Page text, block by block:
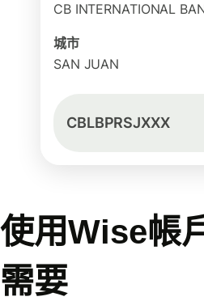
CB INTERNATIONAL
城市
SAN JUAN
CBLBPRSJXXX
使用Wise帳
需要